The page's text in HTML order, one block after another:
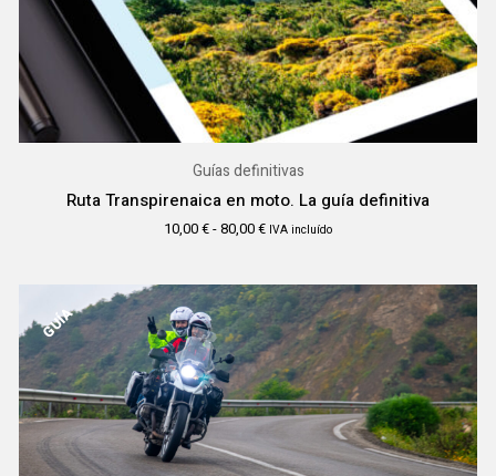
Guías definitivas
Ruta Transpirenaica en moto. La guía definitiva
10,00€-80,00€ IVA incluído
GUÍA